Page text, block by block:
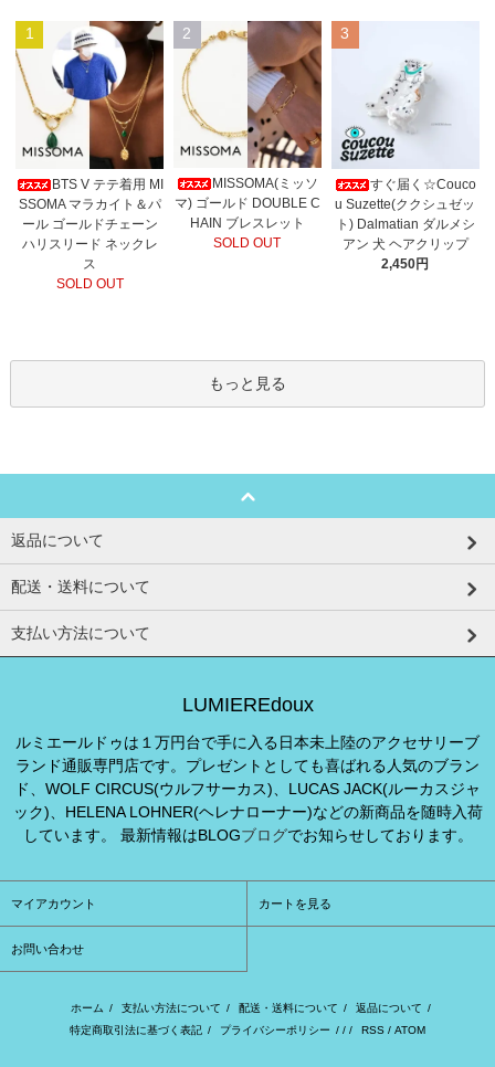
1
BTS V テテ着用 MI
SSOMA マラカイト＆パ
ール ゴールドチェーン
ハリスリード ネックレ
ス
SOLD OUT
2
MISSOMA(ミッソ
マ) ゴールド DOUBLE C
HAIN ブレスレット
SOLD OUT
3
すぐ届く☆Couco
u Suzette(ククシュゼッ
ト) Dalmatian ダルメシ
アン 犬 ヘアクリップ
2,450円
もっと見る
返品について
配送・送料について
支払い方法について
LUMIEREdoux
ルミエールドゥは１万円台で手に入る日本未上陸のアクセサリーブ
ランド通販専門店です。プレゼントとしても喜ばれる人気のブラン
ド、WOLF CIRCUS(ウルフサーカス)、LUCAS JACK(ルーカスジャ
ック)、HELENA LOHNER(ヘレナローナー)などの新商品を随時入荷
しています。 最新情報はBLOGブログでお知らせしております。
マイアカウント カートを見る
お問い合わせ
ホーム / 支払い方法について / 配送・送料について / 返品について /
特定商取引法に基づく表記 / プライバシーポリシー / / / RSS / ATOM